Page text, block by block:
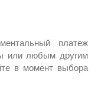
платеж
или любым другим
в момент выбора